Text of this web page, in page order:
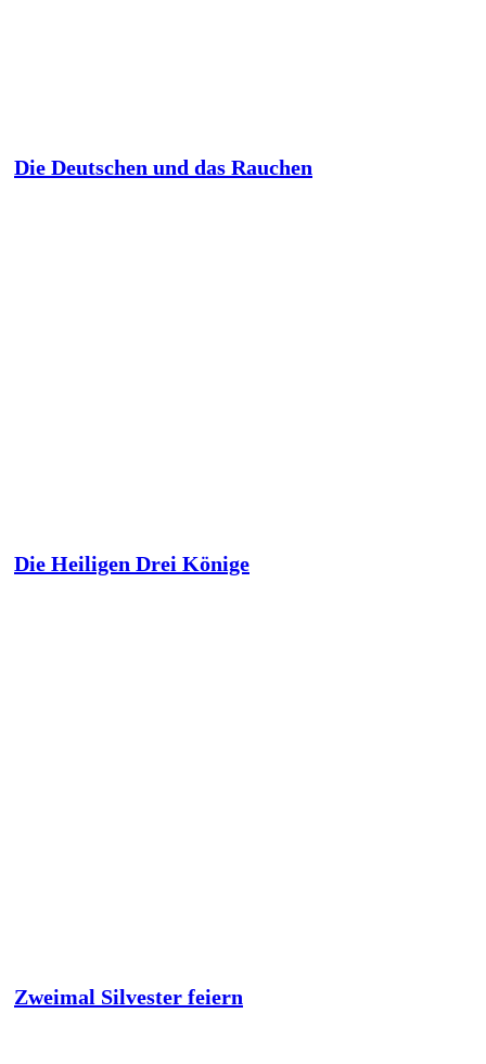
Die Deutschen und das Rauchen
Die Heiligen Drei Könige
Zweimal Silvester feiern